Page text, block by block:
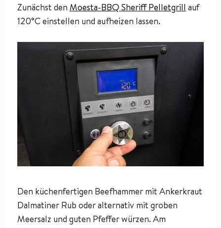
Zunächst den Moesta-BBQ Sheriff Pelletgrill auf
120°C einstellen und aufheizen lassen.
Den küchenfertigen Beefhammer mit Ankerkraut
Dalmatiner Rub oder alternativ mit groben
Meersalz und guten Pfeffer würzen. Am